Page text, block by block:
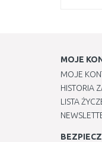
MOJE
MOJE
HISTORIA
LISTA